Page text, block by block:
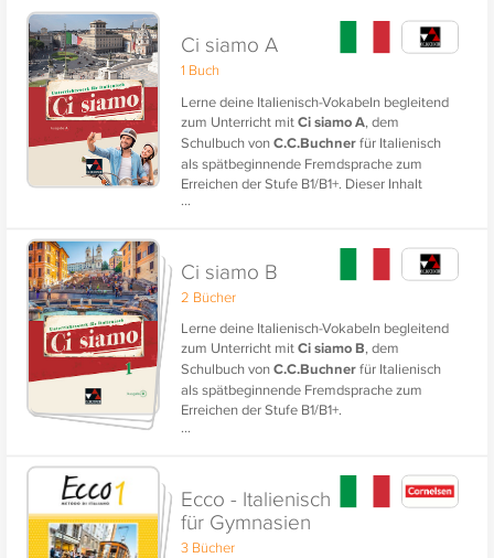
Ci siamo A
1 Buch
Lerne deine Italienisch-Vokabeln begleitend
zum Unterricht mitCi siamo A, dem
Schulbuch vonC.C.Buchnerfür Italienisch
als spätbeginnende Fremdsprache zum
Erreichen der Stufe B1/B1+. Dieser Inhalt
enthält die Lektionen 1-14 aus dem Lehrwerk.
...
Ci siamo B
2 Bücher
Lerne deine Italienisch-Vokabeln begleitend
zum Unterricht mitCi siamo B, dem
Schulbuch vonC.C.Buchnerfür Italienisch
als spätbeginnende Fremdsprache zum
Erreichen der Stufe B1/B1+.
...
Ecco - Italienisch
für Gymnasien
3 Bücher